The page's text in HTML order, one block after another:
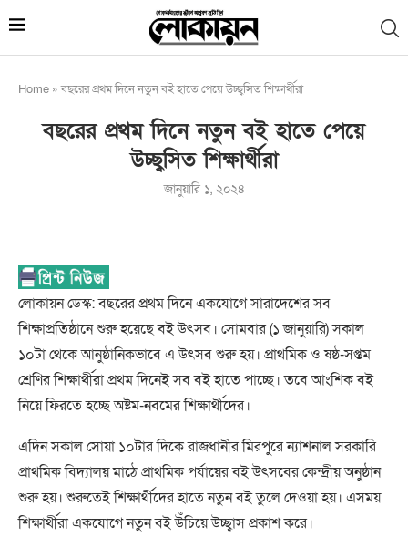
Home »বছরের প্রথম দিনে নতুন বই হাতে পেয়ে উচ্ছ্বসিত শিক্ষার্থীরা
বছরের প্রথম দিনে নতুন বই হাতে পেয়ে
উচ্ছ্বসিত শিক্ষার্থীরা
জানুয়ারি ১, ২০২৪
লোকায়ন ডেস্ক: বছরের প্রথম দিনে একযোগে সারাদেশের সব
শিক্ষাপ্রতিষ্ঠানে শুরু হয়েছে বই উৎসব। সোমবার (১ জানুয়ারি) সকাল
১০টা থেকে আনুষ্ঠানিকভাবে এ উৎসব শুরু হয়। প্রাথমিক ও ষষ্ঠ-সপ্তম
শ্রেণির শিক্ষার্থীরা প্রথম দিনেই সব বই হাতে পাচ্ছে। তবে আংশিক বই
নিয়ে ফিরতে হচ্ছে অষ্টম-নবমের শিক্ষার্থীদের।
এদিন সকাল সোয়া ১০টার দিকে রাজধানীর মিরপুরে ন্যাশনাল সরকারি
প্রাথমিক বিদ্যালয় মাঠে প্রাথমিক পর্যায়ের বই উৎসবের কেন্দ্রীয় অনুষ্ঠান
শুরু হয়। শুরুতেই শিক্ষার্থীদের হাতে নতুন বই তুলে দেওয়া হয়। এসময়
শিক্ষার্থীরা একযোগে নতুন বই উঁচিয়ে উচ্ছ্বাস প্রকাশ করে।